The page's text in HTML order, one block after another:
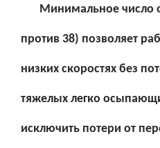
Минимальное число
против 38) позволяет
низких скоростях без
тяжелых легко
исключить потери от